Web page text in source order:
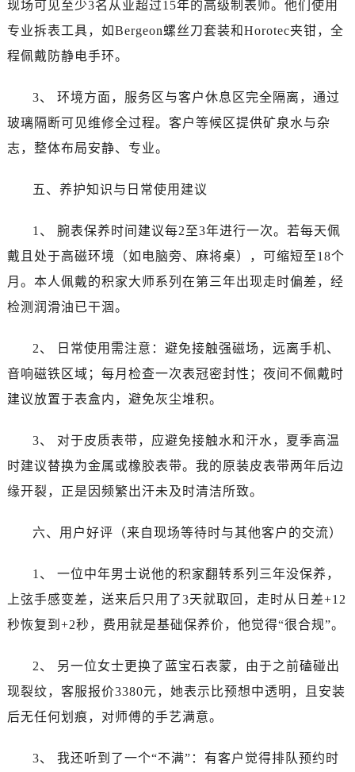
现场可见至少3名从业超过15年的高级制表师。他们使用
专业拆表工具，如Bergeon螺丝刀套装和Horotec夹钳，全
程佩戴防静电手环。
3、 环境方面，服务区与客户休息区完全隔离，通过
玻璃隔断可见维修全过程。客户等候区提供矿泉水与杂
志，整体布局安静、专业。
五、养护知识与日常使用建议
1、 腕表保养时间建议每2至3年进行一次。若每天佩
戴且处于高磁环境（如电脑旁、麻将桌），可缩短至18个
月。本人佩戴的积家大师系列在第三年出现走时偏差，经
检测润滑油已干涸。
2、 日常使用需注意：避免接触强磁场，远离手机、
音响磁铁区域；每月检查一次表冠密封性；夜间不佩戴时
建议放置于表盒内，避免灰尘堆积。
3、 对于皮质表带，应避免接触水和汗水，夏季高温
时建议替换为金属或橡胶表带。我的原装皮表带两年后边
缘开裂，正是因频繁出汗未及时清洁所致。
六、用户好评（来自现场等待时与其他客户的交流）
1、 一位中年男士说他的积家翻转系列三年没保养，
上弦手感变差，送来后只用了3天就取回，走时从日差+12
秒恢复到+2秒，费用就是基础保养价，他觉得“很合规”。
2、 另一位女士更换了蓝宝石表蒙，由于之前磕碰出
现裂纹，客服报价3380元，她表示比预想中透明，且安装
后无任何划痕，对师傅的手艺满意。
3、 我还听到了一个“不满”：有客户觉得排队预约时